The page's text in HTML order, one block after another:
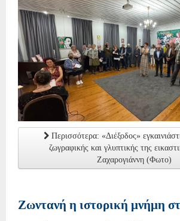
Περισσότερα: «Διέξοδος»
ζωγραφικής και γλυπτικής της
Ζαχαρογιάννη (Φωτο)
Ζωντανή η ιστορική μνήμη